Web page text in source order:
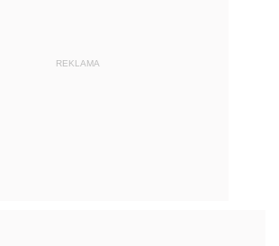
REKLAMA